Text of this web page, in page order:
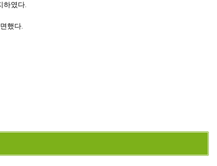
하였다.
했다.